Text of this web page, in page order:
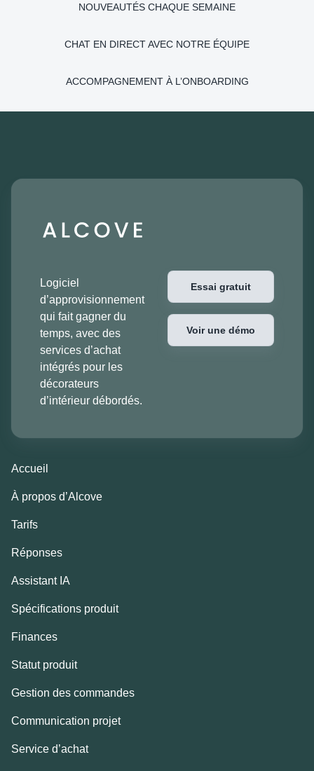
NOUVEAUTÉS CHAQUE SEMAINE
CHAT EN DIRECT AVEC NOTRE ÉQUIPE
ACCOMPAGNEMENT À L’ONBOARDING
Logiciel
d’approvisionnement
qui fait gagner du
temps, avec des
services d’achat
intégrés pour les
décorateurs
d’intérieur débordés.
Essai gratuit
Voir une démo
Accueil
À propos d’Alcove
Tarifs
Réponses
Assistant IA
Spécifications produit
Finances
Statut produit
Gestion des commandes
Communication projet
Service d’achat